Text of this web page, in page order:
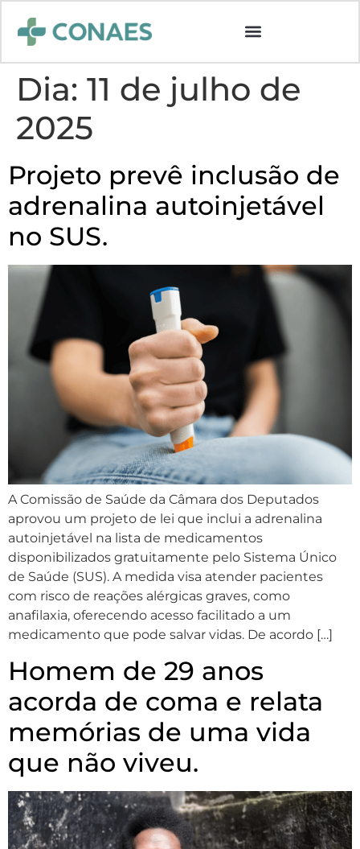
Dia: 11 de julho de
2025
Projeto prevê inclusão de
adrenalina autoinjetável
no SUS.
A Comissão de Saúde da Câmara dos Deputados
aprovou um projeto de lei que inclui a adrenalina
autoinjetável na lista de medicamentos
disponibilizados gratuitamente pelo Sistema Único
de Saúde (SUS). A medida visa atender pacientes
com risco de reações alérgicas graves, como
anafilaxia, oferecendo acesso facilitado a um
medicamento que pode salvar vidas. De acordo […]
Homem de 29 anos
acorda de coma e relata
memórias de uma vida
que não viveu.